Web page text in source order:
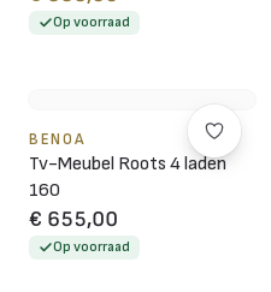
Op voorraad
BENOA
Tv-Meubel Roots 4 laden
160
€ 655,00
Op voorraad